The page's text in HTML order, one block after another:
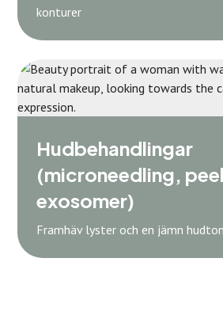
konturer
Hudbehandlingar
(microneedling,
exosomer)
Framhäv lyster och en jämn hudton